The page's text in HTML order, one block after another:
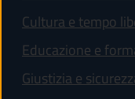
Cultura e tempo
Educazione e
Giustizia e